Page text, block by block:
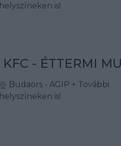
helyszíneken is!
KFC - ÉTTERMI
Budaörs - AGIP + További
helyszíneken is!